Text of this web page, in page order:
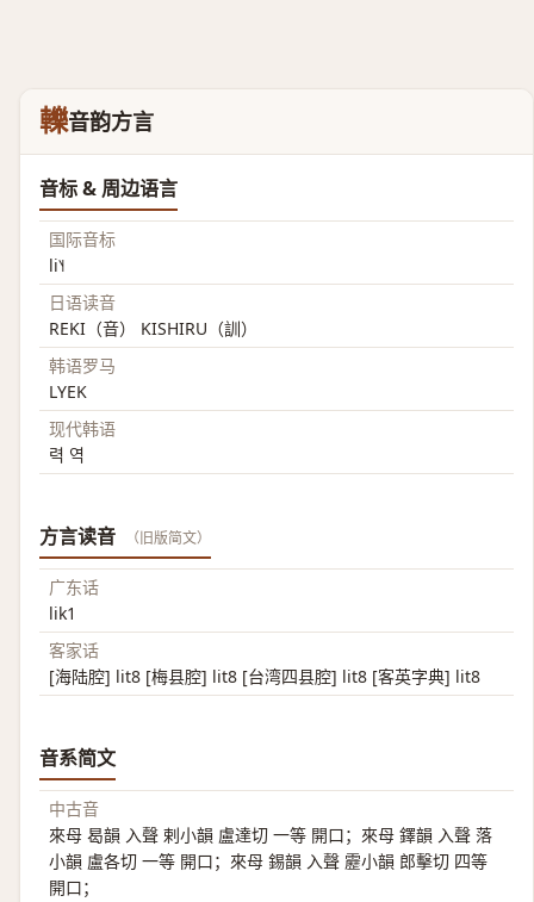
轢音韵方言
音标 & 周边语言
国际音标
li˥˧
日语读音
REKI（音） KISHIRU（訓）
韩语罗马
LYEK
现代韩语
력 역
方言读音 （旧版简文）
广东话
lik1
客家话
[海陆腔] lit8 [梅县腔] lit8 [台湾四县腔] lit8 [客英字典] lit8
音系简文
中古音
來母 曷韻 入聲 剌小韻 盧達切 一等 開口；來母 鐸韻 入聲 落
小韻 盧各切 一等 開口；來母 錫韻 入聲 靂小韻 郎擊切 四等
開口；